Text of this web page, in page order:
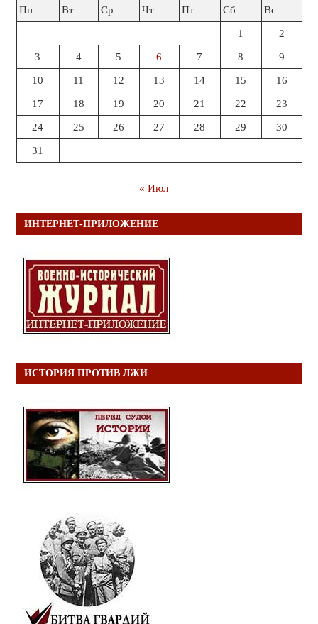
Пн
Вт Ср Чт Пт Сб Вс
1 2
3 4 5 6 7 8 9
10 11 12 13 14 15 16
17 18 19 20 21 22 23
24 25 26 27 28 29 30
31
« Июл
ИНТЕРНЕТ-ПРИЛОЖЕНИЕ
ИСТОРИЯ ПРОТИВ ЛЖИ